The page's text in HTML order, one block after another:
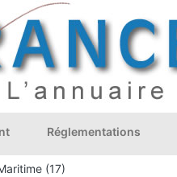
Réglementations
(17)